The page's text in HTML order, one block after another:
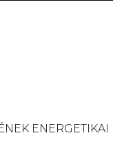
ENERGETIKAI